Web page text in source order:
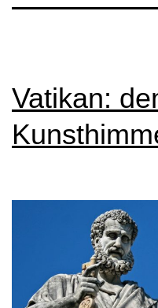
Vatikan: